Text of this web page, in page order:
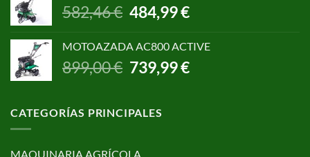
650,00 €.
499,00 €.
582,46€
El
precio
era:
582,46 €.
484,99€El
precio
es:
484,99 €.
MOTOAZADA AC800 ACTIVE
899,00€ El
precio
era:
899,00 €.
739,99€El
precio
CATEGORÍAS PRINCIPALES
MAQUINARIA AGRÍCOLA